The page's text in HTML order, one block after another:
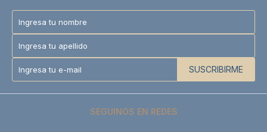
SUSCRIBIRME
SEGUINOS EN REDES